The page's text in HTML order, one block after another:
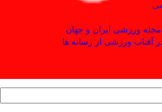
مجله ورزشی ایران و جهان
آفتاب ورزشی از رسانه ها